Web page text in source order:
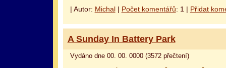
| Autor: Michal| Počet komentářů: 1 | Přidat
A Sunday In Battery Park
Vydáno dne 00. 00. 0000 (3572 přečtení)